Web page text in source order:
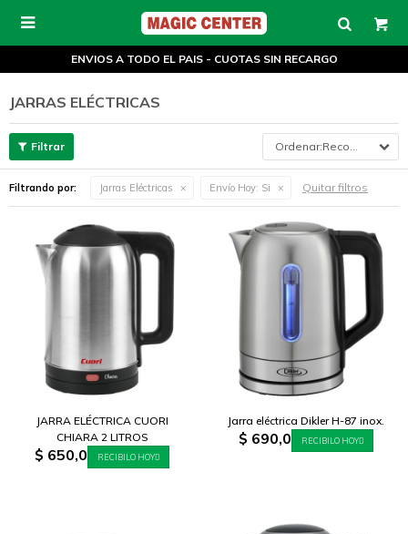

ENVIOS A TODO EL PAIS - CUOTAS SIN RECARGO
JARRAS ELÉCTRICAS
Recomendados
Filtrando por: Jarras Eléctricas Envío Hoy: Si Quitar filtros
JARRA ELÉCTRICA CUORI
CHIARA 2 LITROS
$ 650,0 RECIBILO HOY
Jarra eléctrica Dikler H-87 inox.
$ 690,0 RECIBILO HOY